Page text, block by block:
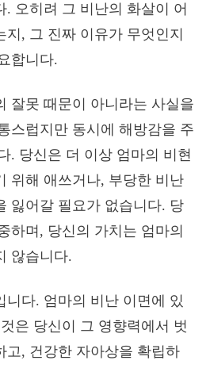
. 오히려 그 비난의 화살이 어
, 그 진짜 이유가 무엇인지
합니다.
잘못 때문이 아니라는 사실을
스럽지만 동시에 해방감을 주
. 당신은 더 이상 엄마의 비현
위해 애쓰거나, 부당한 비난
잃어갈 필요가 없습니다. 당
하며, 당신의 가치는 엄마의
않습니다.
니다. 엄마의 비난 이면에 있
은 당신이 그 영향력에서 벗
고, 건강한 자아상을 확립하